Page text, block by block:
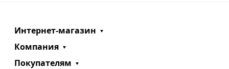
Интернет-магазин
Компания
Покупателям